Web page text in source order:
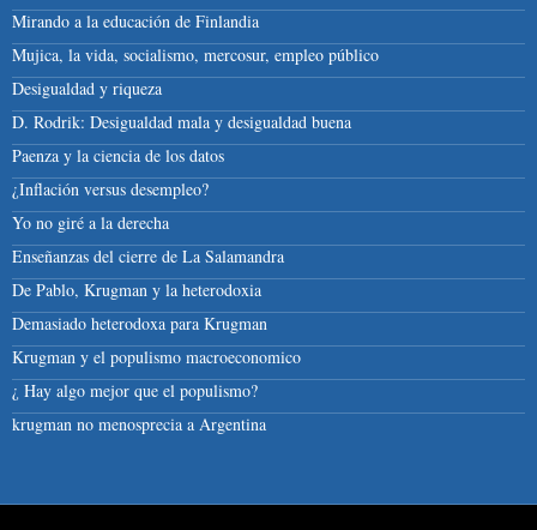
Mirando a la educación de Finlandia
Mujica, la vida, socialismo, mercosur, empleo público
Desigualdad y riqueza
D. Rodrik: Desigualdad mala y desigualdad buena
Paenza y la ciencia de los datos
¿Inflación versus desempleo?
Yo no giré a la derecha
Enseñanzas del cierre de La Salamandra
De Pablo, Krugman y la heterodoxia
Demasiado heterodoxa para Krugman
Krugman y el populismo macroeconomico
¿ Hay algo mejor que el populismo?
krugman no menosprecia a Argentina